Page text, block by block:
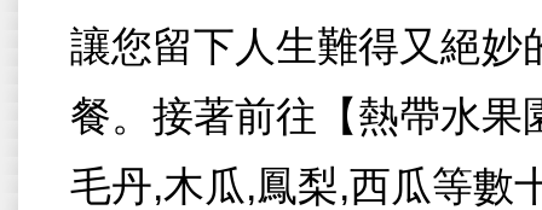
讓您留下人生難得又絕妙
餐。接著前往【熱帶水
毛丹,木瓜,鳳梨,西瓜等數